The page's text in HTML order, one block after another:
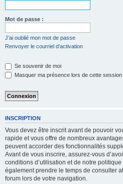
Mot de passe :
J’ai oublié mon mot de passe
Renvoyer le courriel d’activation
Se souvenir de moi
Masquer ma présence lors de cette session
INSCRIPTION
Vous devez être inscrit avant de pouvoir
rapide et vous offre de nombreux
peuvent accorder des fonctionnalités
Avant de vous inscrire, assurez-vous
conditions d’utilisation et de notre
également prendre le temps de consulter
forum lors de votre navigation.